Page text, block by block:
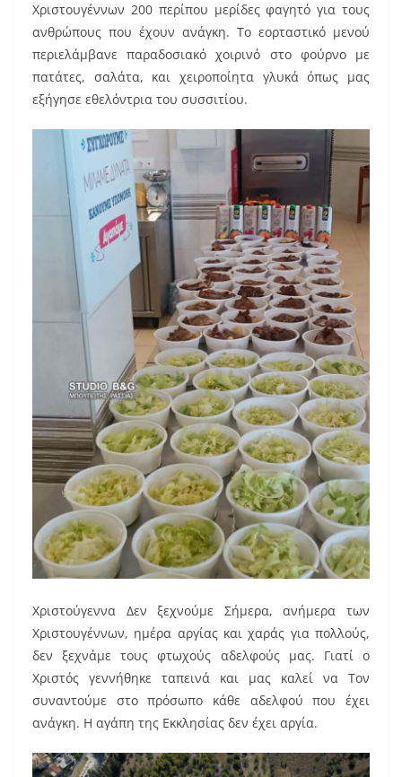
k
Χριστουγέννων 200 περίπου μερίδες φαγητό για τους
ανθρώπους που έχουν ανάγκη. Το εορταστικό μενού
περιελάμβανε παραδοσιακό χοιρινό στο φούρνο με
πατάτες, σαλάτα, και χειροποίητα γλυκά όπως μας
εξήγησε εθελόντρια του συσσιτίου.
Χριστούγεννα Δεν ξεχνούμε Σήμερα, ανήμερα των
Χριστουγέννων, ημέρα αργίας και χαράς για πολλούς,
δεν ξεχνάμε τους φτωχούς αδελφούς μας. Γιατί ο
Χριστός γεννήθηκε ταπεινά και μας καλεί να Τον
συναντούμε στο πρόσωπο κάθε αδελφού που έχει
ανάγκη. Η αγάπη της Εκκλησίας δεν έχει αργία.